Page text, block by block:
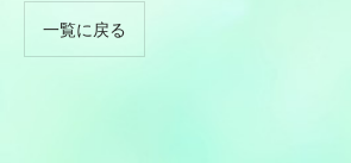
一覧に戻る